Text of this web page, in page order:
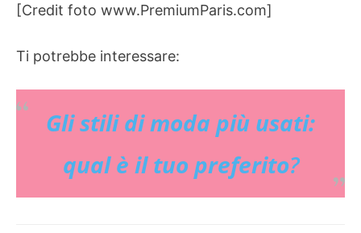
[Credit foto www.PremiumParis.com]
Ti potrebbe interessare:
Gli stili di moda più usati:
qual è il tuo preferito?